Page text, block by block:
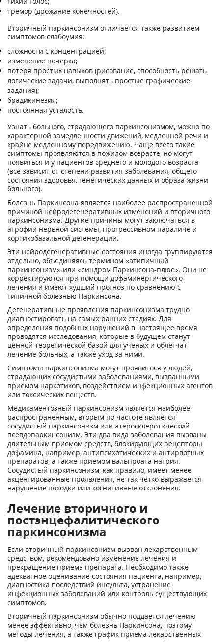
тремор (дрожание конечностей).
Вторичный паркинсонизм отличается также развитием
симптомов слабоумия:
сложности с концентрацией;
изменение почерка;
потеря простых навыков (рисование, способность решать
логические задачи, выполнять простые графические
задания);
брадикинезия;
постоянная усталость.
Узнать больного, страдающего паркинсонизмом, можно по
характерной замедленности движений, медленной речи и
крайне медленному передвижению. Чаще всего такие
симптомы проявляются в пожилом возрасте, но могут
появиться и у пациентов среднего и молодого возраста
(всё зависит от степени развития заболевания, общего
состояния здоровья, генетических данных и образа жизни
больного).
Болезнь Паркинсона является наиболее распространенной
причиной нейродегенеративных изменений и вторичного
паркинсонизма. Другие причины могут заключаться в
атрофии нервной системы, прогрессивном параличе и
кортикобазальной дегенерации.
Эти нейродегенеративные состояния иногда группируются
отдельно, объединяясь термином «атипичный
паркинсонизм» или «синдром Паркинсона-плюс». Они не
корректируются при помощи дофаминергического
лечения и имеют худший прогноз по сравнению с
типичной болезнью Паркинсона.
Дегенеративные проявления паркинсонизма трудно
диагностировать на самых ранних стадиях. Для
определения подобных нарушений в настоящее время
проводятся исследования, которые в будущем станут
ценной теоретической базой для ученых и облегчат
лечение больных, а также уход за ними.
Симптомы паркинсонизма могут проявиться у людей,
страдающих сосудистыми заболеваниями, вызванными
приемом наркотиков, воздействием инфекционных агентов
или токсических веществ.
Медикаментозный паркинсонизм является наиболее
распространенным, вторым по частоте является
сосудистый паркинсонизм или атеросклеротический
псевдопаркинсонизм. Эти два вида заболевания вызваны
длительным приемом средств, блокирующих рецепторы
дофамина, например, антипсихотических и антирвотных
препаратов, а также приемом вальпроата натрия.
Сосудистый паркинсонизм, как правило, имеет менее
акцентированные проявления, не так четко выражается
нарушение походки или когнитивные отклонения.
Лечение вторичного и
постэнцефалитического
паркинсонизма
Если вторичный паркинсонизм вызван лекарственным
средством, рекомендовано изменение лечения и
прекращение приема препарата. Необходимо также
адекватное оценивание состояния пациента, например,
диагностика последствий инсульта, устранение
инфекционных заболеваний или контроль существующих
симптомов.
Вторичный паркинсонизм обычно поддается лечению
менее эффективно, чем болезнь Паркинсона, поэтому
методы лечения, а также график приема лекарственных